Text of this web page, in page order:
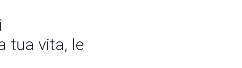
tua vita, le